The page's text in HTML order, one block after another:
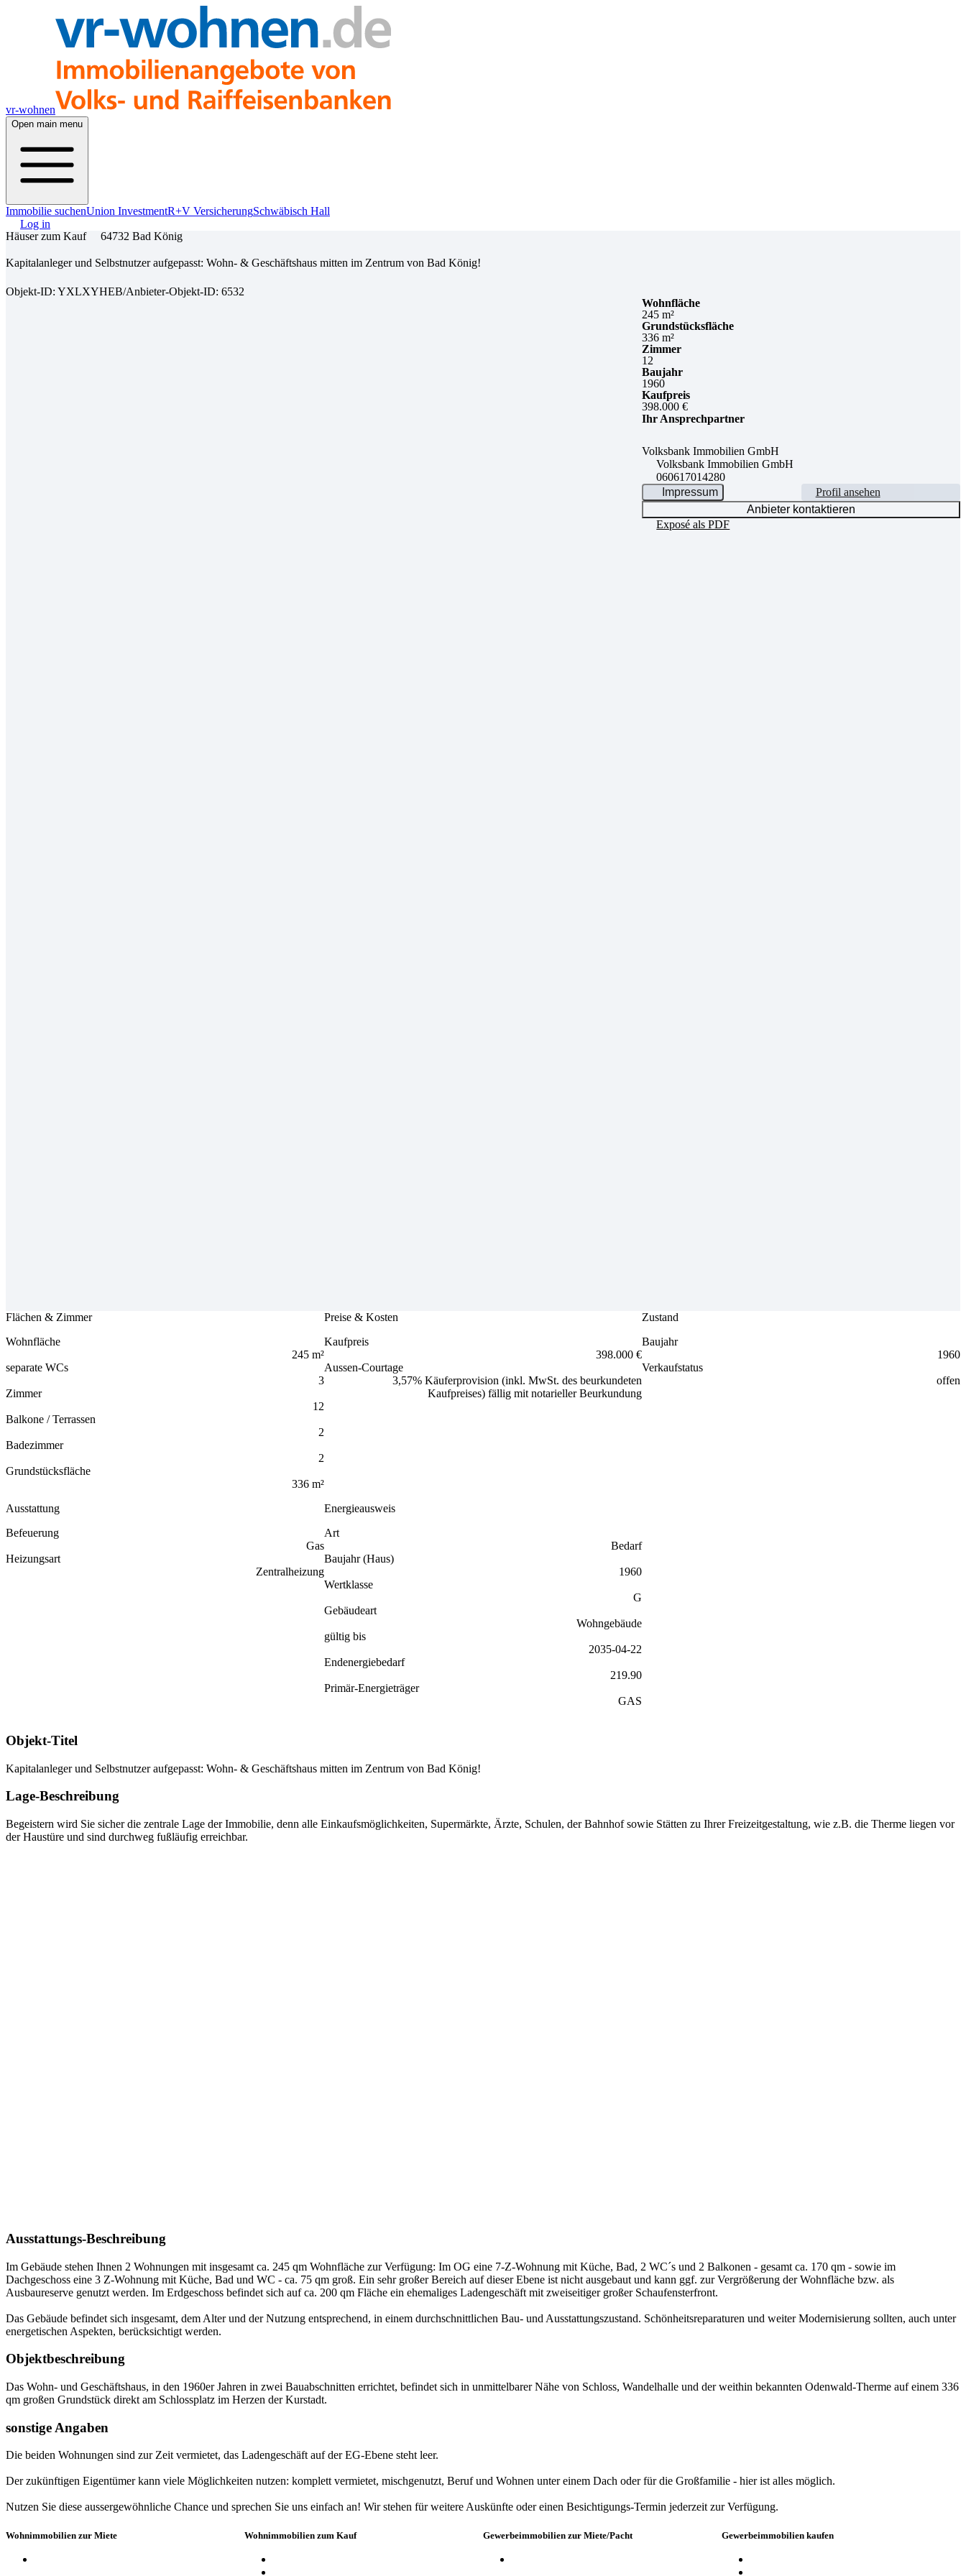
vr-wohnen
Open main menu
Immobilie suchenUnion InvestmentR+V VersicherungSchwäbisch Hall
Log in
Häuser zum Kauf
64732 Bad König
Kapitalanleger und Selbstnutzer aufgepasst: Wohn- & Geschäftshaus mitten im Zentrum von Bad König!
Objekt-ID: YXLXYHEB/Anbieter-Objekt-ID: 6532
Wohnfläche
245 m²
Grundstücksfläche
336 m²
Zimmer
12
Baujahr
1960
Kaufpreis
398.000 €
Ihr Ansprechpartner
Volksbank Immobilien GmbH
Volksbank Immobilien GmbH
060617014280
Impressum
Profil ansehen
Anbieter kontaktieren
Exposé als PDF
Flächen & Zimmer
Wohnfläche
245 m²
separate WCs
3
Zimmer
12
Balkone / Terrassen
2
Badezimmer
2
Grundstücksfläche
336 m²
Preise & Kosten
Kaufpreis
398.000 €
Aussen-Courtage
3,57% Käuferprovision (inkl. MwSt. des beurkundeten
Kaufpreises) fällig mit notarieller Beurkundung
Zustand
Baujahr
1960
Verkaufstatus
offen
Ausstattung
Befeuerung
Gas
Heizungsart
Zentralheizung
Energieausweis
Art
Bedarf
Baujahr (Haus)
1960
Wertklasse
G
Gebäudeart
Wohngebäude
gültig bis
2035-04-22
Endenergiebedarf
219.90
Primär-Energieträger
GAS
Objekt-Titel
Kapitalanleger und Selbstnutzer aufgepasst: Wohn- & Geschäftshaus mitten im Zentrum von Bad König!
Lage-Beschreibung
Begeistern wird Sie sicher die zentrale Lage der Immobilie, denn alle Einkaufsmöglichkeiten, Supermärkte, Ärzte, Schulen, der Bahnhof sowie Stätten zu Ihrer Freizeitgestaltung, wie z.B. die Therme liegen vor
der Haustüre und sind durchweg fußläufig erreichbar.
Ausstattungs-Beschreibung
Im Gebäude stehen Ihnen 2 Wohnungen mit insgesamt ca. 245 qm Wohnfläche zur Verfügung: Im OG eine 7-Z-Wohnung mit Küche, Bad, 2 WC´s und 2 Balkonen - gesamt ca. 170 qm - sowie im
Dachgeschoss eine 3 Z-Wohnung mit Küche, Bad und WC - ca. 75 qm groß. Ein sehr großer Bereich auf dieser Ebene ist nicht ausgebaut und kann ggf. zur Vergrößerung der Wohnfläche bzw. als
Ausbaureserve genutzt werden. Im Erdgeschoss befindet sich auf ca. 200 qm Fläche ein ehemaliges Ladengeschäft mit zweiseitiger großer Schaufensterfront.
Das Gebäude befindet sich insgesamt, dem Alter und der Nutzung entsprechend, in einem durchschnittlichen Bau- und Ausstattungszustand. Schönheitsreparaturen und weiter Modernisierung sollten, auch unter
energetischen Aspekten, berücksichtigt werden.
Objektbeschreibung
Das Wohn- und Geschäftshaus, in den 1960er Jahren in zwei Bauabschnitten errichtet, befindet sich in unmittelbarer Nähe von Schloss, Wandelhalle und der weithin bekannten Odenwald-Therme auf einem 336
qm großen Grundstück direkt am Schlossplatz im Herzen der Kurstadt.
sonstige Angaben
Die beiden Wohnungen sind zur Zeit vermietet, das Ladengeschäft auf der EG-Ebene steht leer.
Der zukünftigen Eigentümer kann viele Möglichkeiten nutzen: komplett vermietet, mischgenutzt, Beruf und Wohnen unter einem Dach oder für die Großfamilie - hier ist alles möglich.
Nutzen Sie diese aussergewöhnliche Chance und sprechen Sie uns einfach an! Wir stehen für weitere Auskünfte oder einen Besichtigungs-Termin jederzeit zur Verfügung.
Wohnimmobilien zur Miete Wohnimmobilien zum Kauf Gewerbeimmobilien zur Miete/Pacht Gewerbeimmobilien kaufen